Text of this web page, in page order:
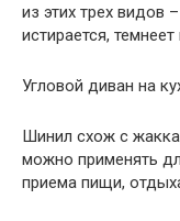
из этих трех видов
истирается,
Угловой диван на
Шинил схож с
можно применять
приема пищи,